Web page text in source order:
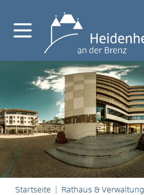
Startseite Rathaus & Verwaltung